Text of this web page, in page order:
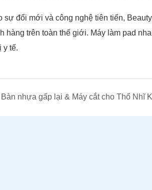
sự đổi mới và công nghệ tiên tiến,
hàng trên toàn thế giới. Máy làm pad
y tế.
Bàn nhựa gấp lại & Máy cắt cho Thổ Nhĩ